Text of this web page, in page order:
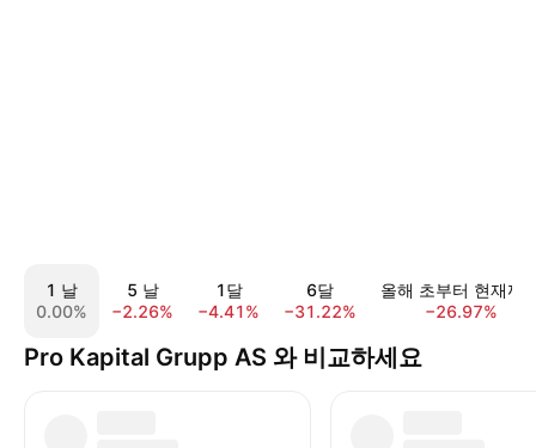
1 날
0.00%
5 날
−2.26%
1달
−4.41%
6달
−31.22%
올해 초부터 현재까
−26.97%
Pro Kapital Grupp AS 와 비교하세요